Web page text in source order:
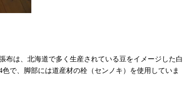
布は、北海道で多く生産されている豆をイメージした白
で、脚部には道産材の栓（センノキ）を使用していま